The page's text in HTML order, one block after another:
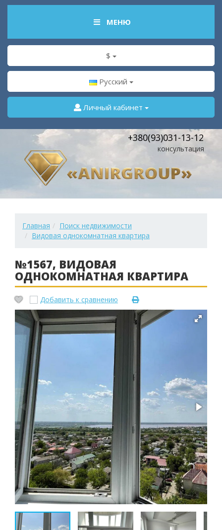
МЕНЮ
$
Русский
Личный кабинет
+380(93)031-13-12
консультация
Главная
Поиск недвижимости
Видовая однокомнатная квартира
№1567, ВИДОВАЯ
ОДНОКОМНАТНАЯ КВАРТИРА
Добавить к сравнению